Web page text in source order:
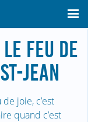
FEU DE
JEAN
joie, c’est
quand c’est